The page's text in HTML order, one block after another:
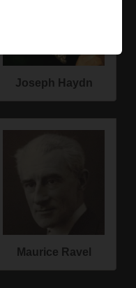
Joseph Haydn
Maurice Ravel